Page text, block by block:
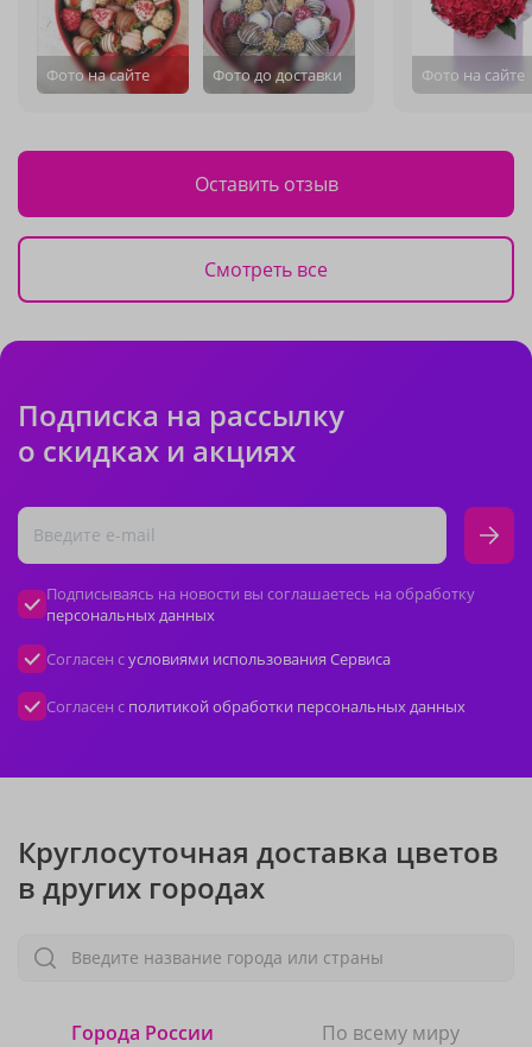
Фото на сайте Фото до доставки Фото на сайте
Оставить отзыв
Смотреть все
Подписка на рассылку
о скидках и акциях
Подписываясь на новости вы соглашаетесь на обработку
персональных данных
Согласен сусловиями использования Сервиса
Согласен с политикой обработки персональных данных
Круглосуточная доставка цветов
в других городах
Введите название города или страны
Города России По всему миру